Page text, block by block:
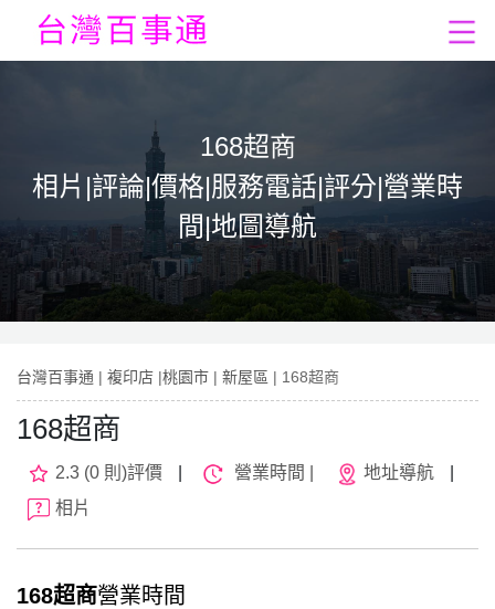
168超商
相片|評論|價格|服務電話|評分|營業時
間|地圖導航
台灣百事通 | 複印店 |桃園市 | 新屋區 | 168超商
168超商
2.3 (0 則)評價 營業時間 | 地址導航
相片
168超商營業時間